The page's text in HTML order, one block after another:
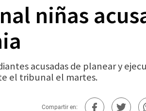
niñas
acusadas de planear y
el tribunal el martes.
Compartir en: